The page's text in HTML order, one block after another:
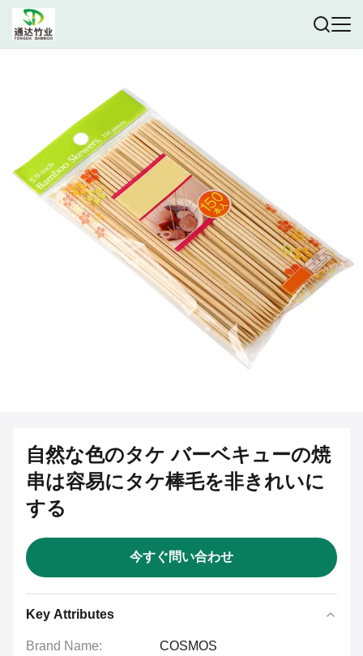
自然な色のタケ バーベキューの焼
串は容易にタケ棒毛を非きれいに
する
今すぐ問い合わせ
Key Attributes
Brand Name: COSMOS